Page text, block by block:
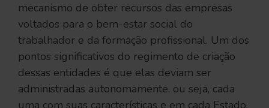
mecanismo de obter recursos das empresas
voltados para o bem-estar social do
trabalhador e da formação profissional. Um dos
pontos significativos do regimento de criação
dessas entidades é que elas deviam ser
administradas autonomamente, ou seja, cada
uma com suas características e em cada Estado,